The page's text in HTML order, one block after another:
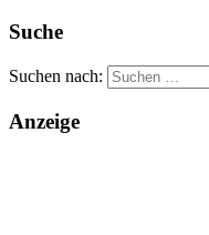
Suche
Suchen nach:
Anzeige